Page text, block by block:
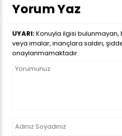
Yorum Yaz
UYARI:Konuyla ilgisi
veya imalar, inançlara saldırı,
onaylanmamaktadır.